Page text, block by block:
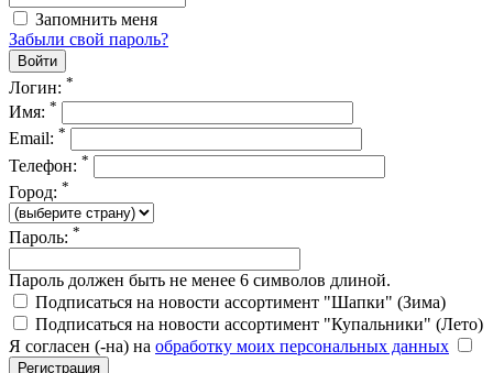
Запомнить меня
Забыли свой пароль?
Логин: *
Имя: *
Email: *
Телефон: *
Город: *
Пароль: *
Пароль должен быть не менее 6 символов длиной.
Подписаться на новости ассортимент "Шапки" (Зима)
Подписаться на новости ассортимент "Купальники" (Лето)
Я согласен (-на) на обработку моих персональных данных